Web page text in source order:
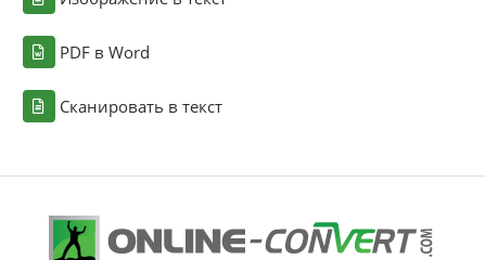
PDF в Word
Сканировать в текст